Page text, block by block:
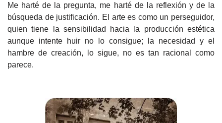
Me harté de la pregunta, me harté de la reflexión y de la
búsqueda de justificación. El arte es como un perseguidor,
quien tiene la sensibilidad hacia la producción estética
aunque intente huir no lo consigue; la necesidad y el
hambre de creación, lo sigue, no es tan racional como
parece.